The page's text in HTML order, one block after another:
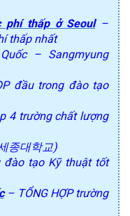
phí thấp ở Seoul–
thấp nhất
– Sangmyung
đầu trong đào tạo
4 trường chất lượng
종대학교)
tạo Kỹ thuật tốt
– TỔNG HỢP trường